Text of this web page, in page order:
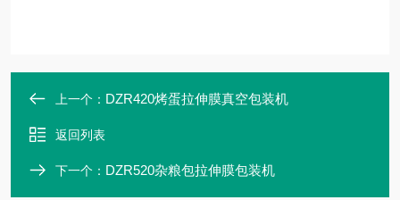
上一个： DZR420烤蛋拉伸膜真空包装机
返回列表
下一个： DZR520杂粮包拉伸膜包装机